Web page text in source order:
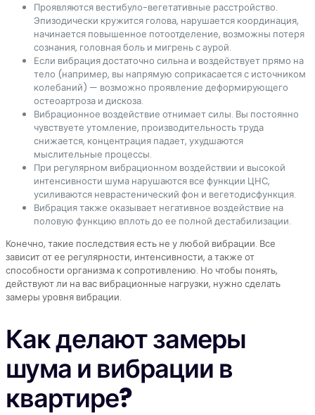
Проявляются вестибуло-вегетативные расстройство.
Эпизодически кружится голова, нарушается координация,
начинается повышенное потоотделение, возможны потеря
сознания, головная боль и мигрень с аурой.
Если вибрация достаточно сильна и воздействует прямо на
тело (например, вы напрямую соприкасается с источником
колебаний) — возможно проявление деформирующего
остеоартроза и дискоза.
Вибрационное воздействие отнимает силы. Вы постоянно
чувствуете утомление, производительность труда
снижается, концентрация падает, ухудшаются
мыслительные процессы.
При регулярном вибрационном воздействии и высокой
интенсивности шума нарушаются все функции ЦНС,
усиливаются неврастенический фон и вегетодисфункция.
Вибрация также оказывает негативное воздействие на
половую функцию вплоть до ее полной дестабилизации.
Конечно, такие последствия есть не у любой вибрации. Все
зависит от ее регулярности, интенсивности, а также от
способности организма к сопротивлению. Но чтобы понять,
действуют ли на вас вибрационные нагрузки, нужно сделать
замеры уровня вибрации.
Как делают замеры
шума и вибрации в
квартире?